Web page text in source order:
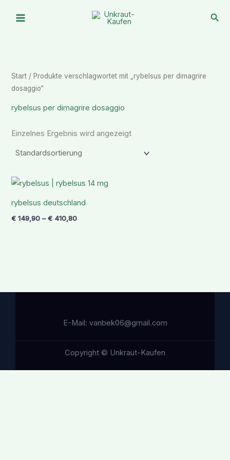
Inhalt
Start / Produkte verschlagwortet mit „rybelsus per dimagrire
dosaggio“
rybelsus per dimagrire dosaggio
Einzelnes Ergebnis wird angezeigt
rybelsus deutschland
€ 149,90 –€ 410,80
Preisspanne:
€ 149,90
€ 410,80
E-Mail: vanbek06@gmail.com
Copyright © Unkraut-Kaufen